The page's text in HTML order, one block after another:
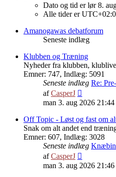
Dato og tid er lør 8.
Alle tider er
Amanogawas debatforum
Seneste indlæg
Klubben og Træning
Nyheder fra klubben,
Emner: 747, Indlæg: 5091
Seneste indlæg Re:
afCasperJ
det
indlæg
man 3. aug 2026 21:44
Off Topic - Løst og fast om
Snak om alt andet end
Emner: 607, Indlæg: 3028
Seneste indlæg
afCasperJ
det
man 3. aug 2026 21:46